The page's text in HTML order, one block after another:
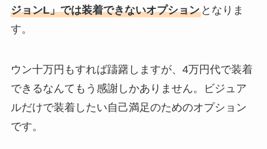
ジョンL」では装着できないオプションとなりま
す。
ウン十万円もすれば躊躇しますが、4万円代で装着
できるなんてもう感謝しかありません。ビジュア
ルだけで装着したい自己満足のためのオプション
です。